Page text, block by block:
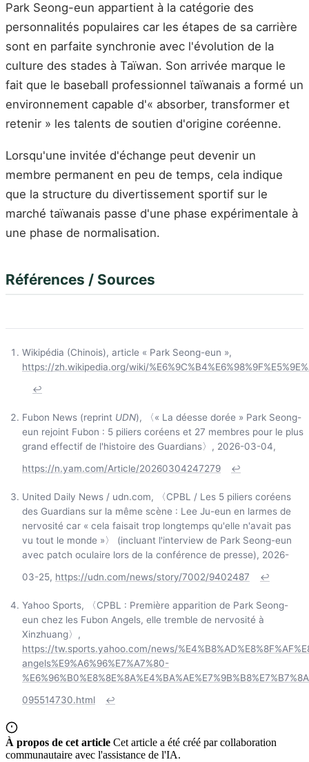
Park Seong-eun appartient à la catégorie des
personnalités populaires car les étapes de sa carrière
sont en parfaite synchronie avec l'évolution de la
culture des stades à Taïwan. Son arrivée marque le
fait que le baseball professionnel taïwanais a formé un
environnement capable d'« absorber, transformer et
retenir » les talents de soutien d'origine coréenne.
Lorsqu'une invitée d'échange peut devenir un
membre permanent en peu de temps, cela indique
que la structure du divertissement sportif sur le
marché taïwanais passe d'une phase expérimentale à
une phase de normalisation.
Références / Sources
Wikipédia (Chinois), article « Park Seong-eun »,
https://zh.wikipedia.org/wiki/
↩
Fubon News (reprint UDN), 〈« La déesse dorée » Park Seong-
eun rejoint Fubon : 5 piliers coréens et 27 membres pour le plus
grand effectif de l'histoire des Guardians〉, 2026-03-04,
https://n.yam.com/Article/20260304247279
↩
United Daily News / udn.com, 〈CPBL / Les 5 piliers coréens
des Guardians sur la même scène : Lee Ju-eun en larmes de
nervosité car « cela faisait trop longtemps qu'elle n'avait pas
vu tout le monde »〉 (incluant l'interview de Park Seong-eun
avec patch oculaire lors de la conférence de presse), 2026-
03-25, https://udn.com/news/story/7002/9402487 ↩
Yahoo Sports, 〈CPBL : Première apparition de Park Seong-
eun chez les Fubon Angels, elle tremble de nervosité à
Xinzhuang〉,
https://tw.sports.yahoo.com/news/
angels%E9%A6%96%E7%A7%80-
095514730.html
↩
À propos de cet article Cet article a été créé par collaboration
communautaire avec l'assistance de l'IA.